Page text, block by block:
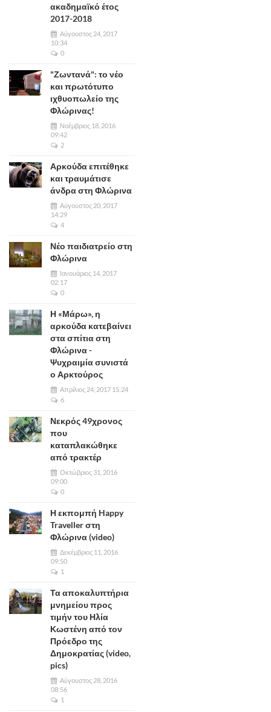
ακαδημαϊκό έτος
2017-2018
Αύγουστος 24, 2017
10:34
0
"Ζωντανά": το νέο
και πρωτότυπο
ιχθυοπωλείο της
Φλώρινας!
Νοέμβριος 18, 2016
09:42
2
Αρκούδα επιτέθηκε
και τραυμάτισε
άνδρα στη Φλώρινα
Αύγουστος 20, 2017
14:29
4
Νέο παιδιατρείο στη
Φλώρινα
Ιανουάριος 14, 2017
02:17
0
Η «Μάρω», η
αρκούδα κατεβαίνει
στα σπίτια στη
Φλώρινα -
Ψυχραιμία συνιστά
ο Αρκτούρος
Απρίλιος 24, 2017 15:24
6
Νεκρός 49χρονος
που
καταπλακώθηκε
από τρακτέρ
Οκτώβριος 31, 2016
09:00
0
Η εκπομπή Happy
Traveller στη
Φλώρινα (video)
Δεκέμβριος 11, 2016
09:50
1
Τα αποκαλυπτήρια
μνημείου προς
τιμήν του Ηλία
Κωστένη από τον
Πρόεδρο της
Δημοκρατίας (video,
pics)
Αύγουστος 28, 2016
08:56
1